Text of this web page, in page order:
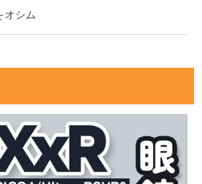
オシム